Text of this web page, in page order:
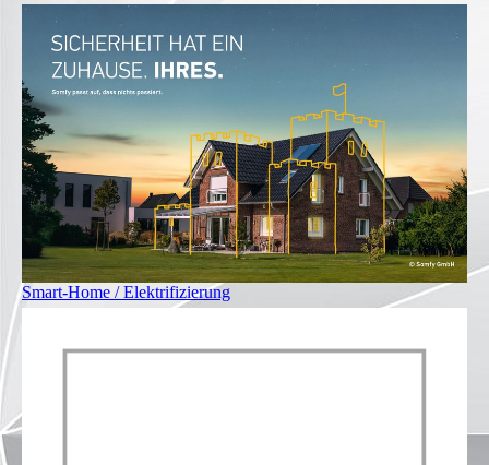
Smart-Home / Elektrifizierung